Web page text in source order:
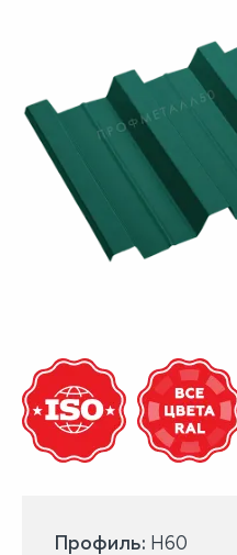
Профиль: H60